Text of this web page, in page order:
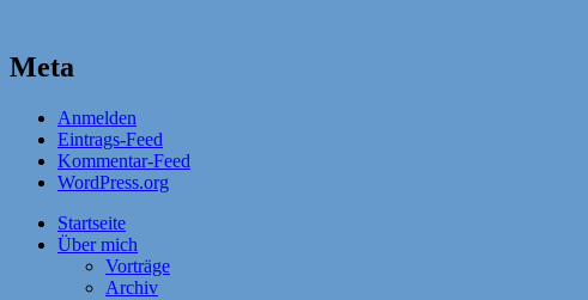
Meta
Anmelden
Eintrags-Feed
Kommentar-Feed
WordPress.org
Startseite
Über mich
Vorträge
Archiv